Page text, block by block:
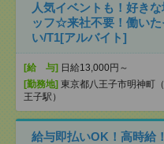
人気イベントも！好き
ッフ☆来社不要！働い
い/T1[アルバイト]
[給 与] 日給13,000円～
[勤務地] 東京都八王子市明神町
王子駅）
給与即払いOK！高時給